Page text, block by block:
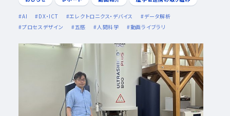
AI DX・ICT エレクトロニクス・デバイス
データ解析
プロセスデザイン
五感 人間科学 動画ライブラリ